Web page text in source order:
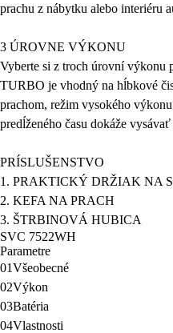
prachu z nábytku alebo interiéru
3 ÚROVNE VÝKONU
Vyberte si z troch úrovní výkonu
TURBO je vhodný na hĺbkové
prachom, režim vysokého
predĺženého času dokáže
PRÍSLUŠENSTVO
1. PRAKTICKÝ DRŽIAK NA
2. KEFA NA PRACH
3. ŠTRBINOVÁ HUBICA
SVC 7522WH
Parametre
01Všeobecné
02Výkon
03Batéria
04Vlastnosti